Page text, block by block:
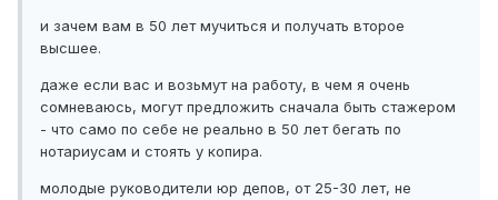
и зачем вам в 50 лет мучиться и получать второе
высшее.
даже если вас и возьмут на работу, в чем я очень
сомневаюсь, могут предложить сначала быть стажером
- что само по себе не реально в 50 лет бегать по
нотариусам и стоять у копира.
молодые руководители юр депов, от 25-30 лет, не